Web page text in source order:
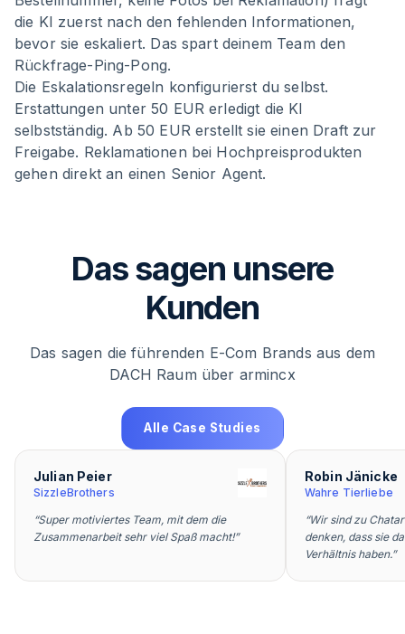
die KI zuerst nach den fehlenden Informationen,
bevor sie eskaliert. Das spart deinem Team den
Rückfrage-Ping-Pong.
Die Eskalationsregeln konfigurierst du selbst.
Erstattungen unter 50 EUR erledigt die KI
selbstständig. Ab 50 EUR erstellt sie einen Draft zur
Freigabe. Reklamationen bei Hochpreisprodukten
gehen direkt an einen Senior Agent.
Das sagen unsere
Kunden
Das sagen die führenden E-Com Brands aus dem
DACH Raum über armincx
Alle Case Studies
Julian Peier
SizzleBrothers
“Super motiviertes Team, mit dem die
Zusammenarbeit sehr viel Spaß macht!”
Robin Jänicke
Wahre Tierliebe
“Wir sind zu
denken, dass sie
Verhältnis haben.”